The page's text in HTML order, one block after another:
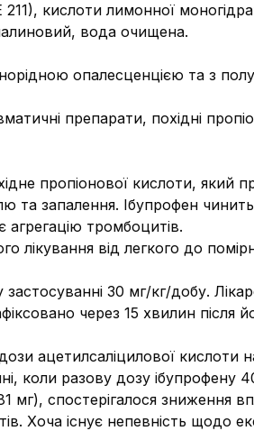
кислоти лимонної
вода очищена.
опалесценцією та з
препарати, похідні
пропіонової кислоти, який
та запалення. Iбупрофен
тромбоцитів.
лікування від легкого до
30 мг/кг/добу.
через 15 хвилин після
ацетилсаліцилової кислоти
коли разову дозу ібупрофену
мг), спостерігалося зниження
Хоча існує непевність щодо